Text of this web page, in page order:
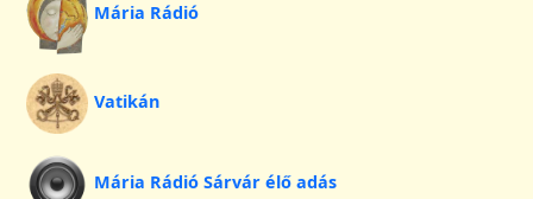
Mária Rádió
Vatikán
Mária Rádió Sárvár élő adás